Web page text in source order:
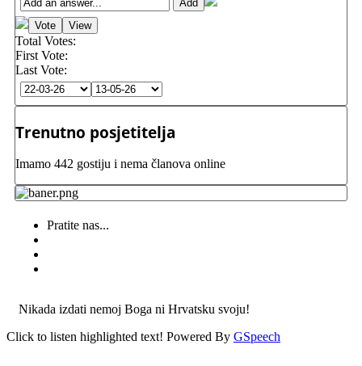
Total Votes:
First Vote:
Last Vote:
Trenutno posjetitelja
Imamo 442 gostiju i nema članova online
Pratite nas...
Nikada izdati nemoj Boga ni Hrvatsku svoju!
Click to listen highlighted text! Powered By GSpeech